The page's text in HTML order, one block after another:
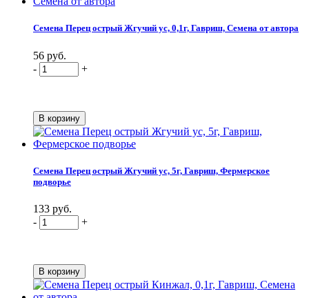
Семена Перец острый Жгучий ус, 0,1г, Гавриш, Семена от автора
56 руб.
-
+
Семена Перец острый Жгучий ус, 5г, Гавриш, Фермерское
подворье
133 руб.
-
+